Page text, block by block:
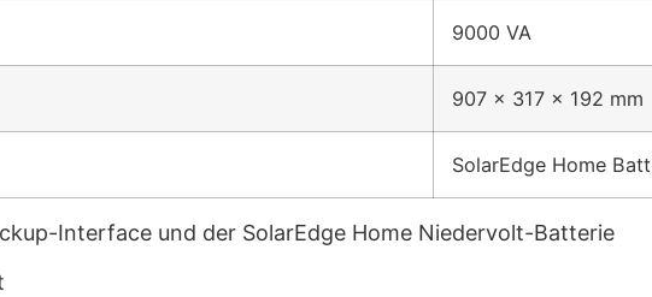
9000 VA
907 x 317 x 192 mm
SolarEdge Home
Interface und der SolarEdge Home Niedervolt-Batterie